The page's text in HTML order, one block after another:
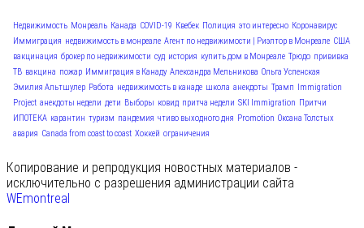
Недвижимость Монреаль Канада COVID-19 Квебек Полиция это интересно Коронавирус
Иммиграция недвижимость в монреале Агент по недвижимости | Риэлтор в Монреале США
вакцинация брокер по недвижимости суд история купить дом в Монреале Трюдо прививка
ТВ вакцина пожар Иммиграция в Канаду Александра Мельникова Ольга Успенская
Эмилия Альтшулер Работа недвижимость в канаде школа анекдоты Трамп
Immigration
Project анекдоты недели дети Выборы ковид притча недели SKI Immigration Притчи
ИПОТЕКА карантин туризм пандемия чтиво выходного дня Promotion Оксана Толстых
авария Canada from coast to coast Хоккей ограничения
Копирование и репродукция новостных материалов -
исключительно с разрешения администрации сайта
WEmontreal